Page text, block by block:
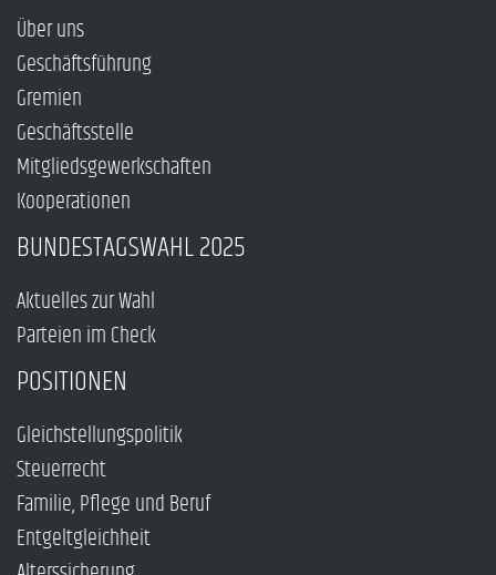
Über uns
Geschäftsführung
Gremien
Geschäftsstelle
Mitgliedsgewerkschaften
Kooperationen
BUNDESTAGSWAHL 2025
Aktuelles zur Wahl
Parteien im Check
POSITIONEN
Gleichstellungspolitik
Steuerrecht
Familie, Pflege und Beruf
Entgeltgleichheit